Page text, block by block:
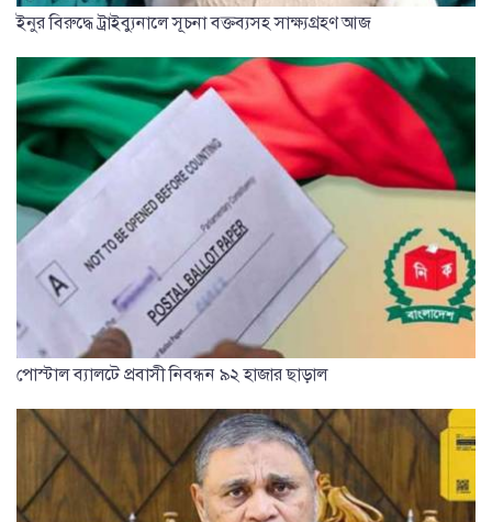
ইনুর বিরুদ্ধে ট্রাইব্যুনালে সূচনা বক্তব্যসহ সাক্ষ্যগ্রহণ আজ
পোস্টাল ব্যালটে প্রবাসী নিবন্ধন ৯২ হাজার ছাড়াল